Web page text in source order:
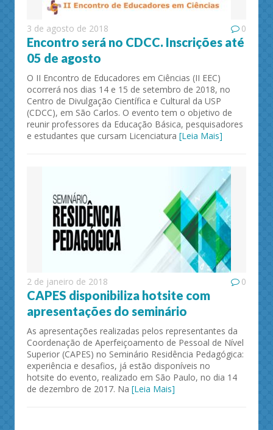
3 de agosto de 2018 0
Encontro será no CDCC. Inscrições até
05 de agosto
O II Encontro de Educadores em Ciências (II EEC)
ocorrerá nos dias 14 e 15 de setembro de 2018, no
Centro de Divulgação Científica e Cultural da USP
(CDCC), em São Carlos. O evento tem o objetivo de
reunir professores da Educação Básica, pesquisadores
e estudantes que cursam Licenciatura [Leia Mais]
2 de janeiro de 2018 0
CAPES disponibiliza hotsite com
apresentações do seminário
As apresentações realizadas pelos representantes da
Coordenação de Aperfeiçoamento de Pessoal de Nível
Superior (CAPES) no Seminário Residência Pedagógica:
experiência e desafios, já estão disponíveis no
hotsite do evento, realizado em São Paulo, no dia 14
de dezembro de 2017. Na [Leia Mais]